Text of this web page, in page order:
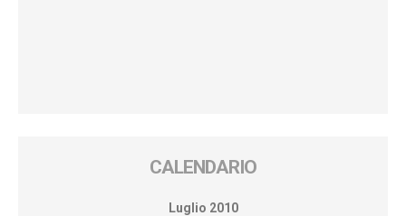
CALENDARIO
Luglio 2010